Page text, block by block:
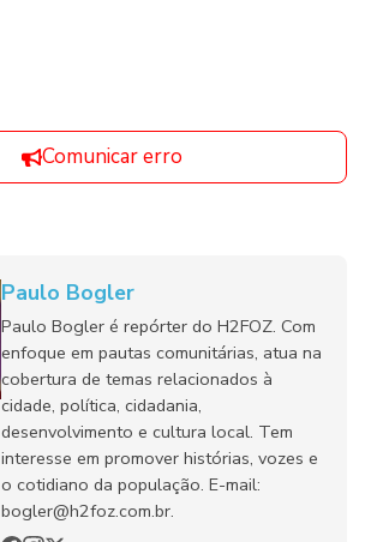
Comunicar erro
Paulo Bogler
Paulo Bogler é repórter do H2FOZ. Com
enfoque em pautas comunitárias, atua na
cobertura de temas relacionados à
cidade, política, cidadania,
desenvolvimento e cultura local. Tem
interesse em promover histórias, vozes e
o cotidiano da população. E-mail:
bogler@h2foz.com.br.